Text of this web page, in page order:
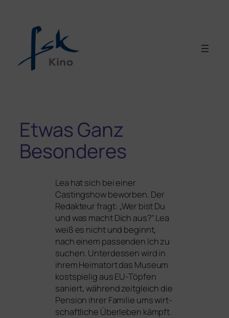
Etwas Ganz
Besonderes
Lea hat sich bei einer
Castingshow bewor­ben. Der
Redakteur fragt: „Wer bist Du
und was macht Dich aus?“ Lea
weiß es nicht und beginnt,
nach einem pas­sen­den Ich zu
suchen. Unterdessen wird in
ihrem Heimatort das Museum
kost­spie­lig aus EU-Töpfen
saniert, wäh­rend zeit­gleich die
Pension ihrer Familie ums wirt­
schaft­li­che Überleben kämpft.